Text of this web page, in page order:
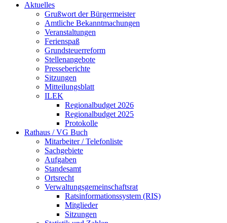
Aktuelles
Grußwort der Bürgermeister
Amtliche Bekanntmachungen
Veranstaltungen
Ferienspaß
Grundsteuerreform
Stellenangebote
Presseberichte
Sitzungen
Mitteilungsblatt
ILEK
Regionalbudget 2026
Regionalbudget 2025
Protokolle
Rathaus / VG Buch
Mitarbeiter / Telefonliste
Sachgebiete
Aufgaben
Standesamt
Ortsrecht
Verwaltungsgemeinschaftsrat
Ratsinformationssystem (RIS)
Mitglieder
Sitzungen